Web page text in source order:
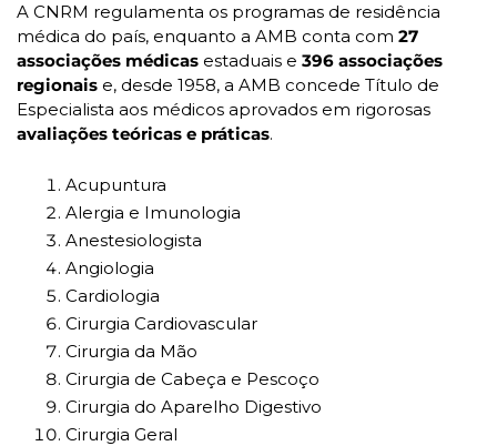
A CNRM regulamenta os programas de residência
médica do país, enquanto a AMB conta com 27
associações médicas estaduais e 396 associações
regionais e, desde 1958, a AMB concede Título de
avaliações teóricas e práticas.
Acupuntura
Alergia e Imunologia
Anestesiologista
Angiologia
Cardiologia
Cirurgia Cardiovascular
Cirurgia da Mão
Cirurgia de Cabeça e Pescoço
Cirurgia do Aparelho Digestivo
Cirurgia Geral